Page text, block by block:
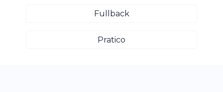
Fullback
Pratico